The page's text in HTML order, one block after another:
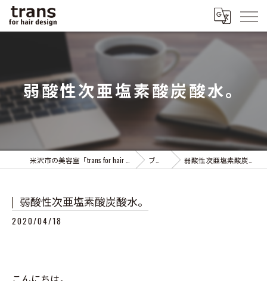
弱酸性次亜塩素酸炭酸水。
ブログ 弱酸性次亜塩素酸炭酸水。
弱酸性次亜塩素酸炭酸水。
2020/04/18